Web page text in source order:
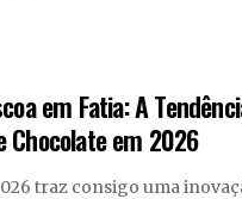
em Fatia: A
Chocolate em 2026
traz consigo uma